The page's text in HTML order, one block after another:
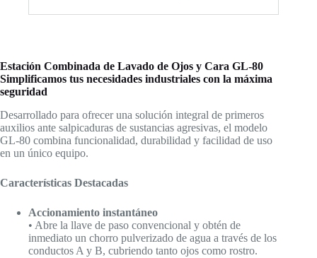
Estación Combinada de Lavado de Ojos y Cara GL‑80
Simplificamos tus necesidades industriales con la máxima
seguridad
Desarrollado para ofrecer una solución integral de primeros
auxilios ante salpicaduras de sustancias agresivas, el modelo
GL‑80 combina funcionalidad, durabilidad y facilidad de uso
en un único equipo.
Características Destacadas
Accionamiento instantáneo
• Abre la llave de paso convencional y obtén de
inmediato un chorro pulverizado de agua a través de los
conductos A y B, cubriendo tanto ojos como rostro.